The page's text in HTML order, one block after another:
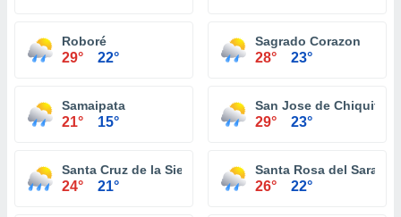
Roboré
29° 22°
Sagrado Corazon
28° 23°
Samaipata
21° 15°
San Jose de Chiquitos
29° 23°
Santa Cruz de la Sierra
24° 21°
Santa Rosa del Sara
26° 22°